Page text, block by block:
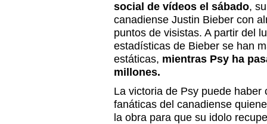
social de vídeos el sábado,
canadiense Justin Bieber con
puntos de visistas. A partir del
estadísticas de Bieber se han
estáticas, mientras Psy ha
millones.
La victoria de Psy puede haber
fanáticas del canadiense
la obra para que su idolo